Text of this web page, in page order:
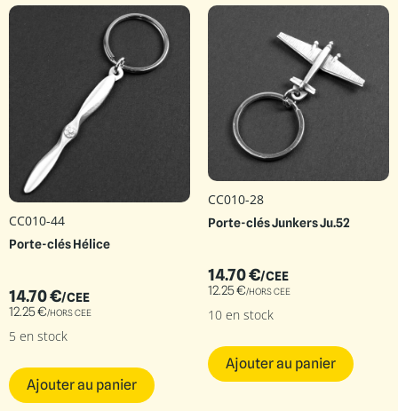
CC010-44
Porte-clés Hélice
14.70€/CEE
12.25€/HORS CEE
5 en stock
Ajouter au panier
CC010-28
Porte-clés Junkers Ju.52
14.70€/CEE
12.25€/HORS CEE
10 en stock
Ajouter au panier